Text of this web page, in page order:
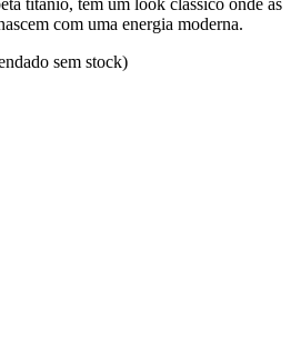
com uma energia moderna.
sem stock)